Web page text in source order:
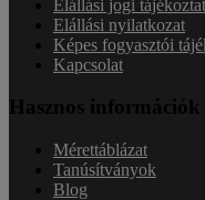
Elállási jogi
Elállási nyilatkozat
Képes fogyasztói
Kapcsolat
Hasznos információk
Mérettáblázat
Tanúsítványok
Blog